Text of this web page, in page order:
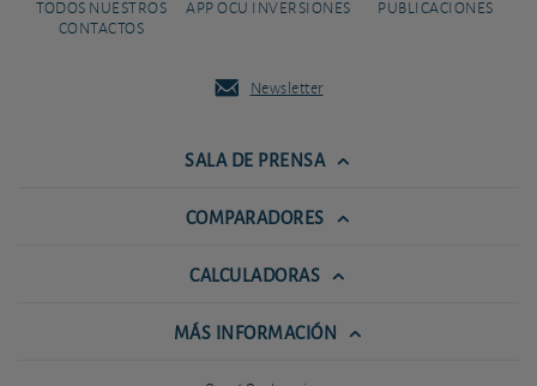
TODOS NUESTROS
CONTACTOS
APP OCU INVERSIONES PUBLICACIONES
Newsletter
SALA DE PRENSA
COMPARADORES
CALCULADORAS
MÁS INFORMACIÓN